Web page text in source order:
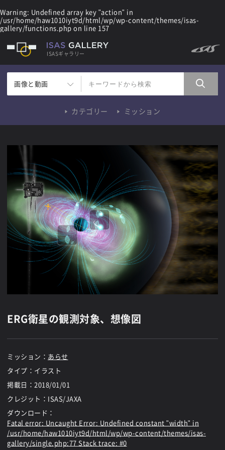
Warning: Undefined array key "action" in
/usr/home/haw1010iyt9d/html/wp/wp-content/themes/isas-
gallery/functions.php on line 157
ISASギャラリー
画像と動画
カテゴリー ミッション
ERG衛星の観測対象、想像図
ミッション： あらせ
タイプ：イラスト
掲載日： 2018/01/01
クレジット：ISAS/JAXA
ダウンロード：
Fatal error: Uncaught Error: Undefined constant "width" in
/usr/home/haw1010iyt9d/html/wp/wp-content/themes/isas-
gallery/single.php:77 Stack trace: #0